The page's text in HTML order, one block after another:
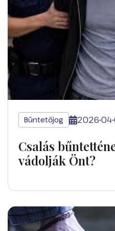
Büntetőjog 2026-
Csalás
vádolják Önt?